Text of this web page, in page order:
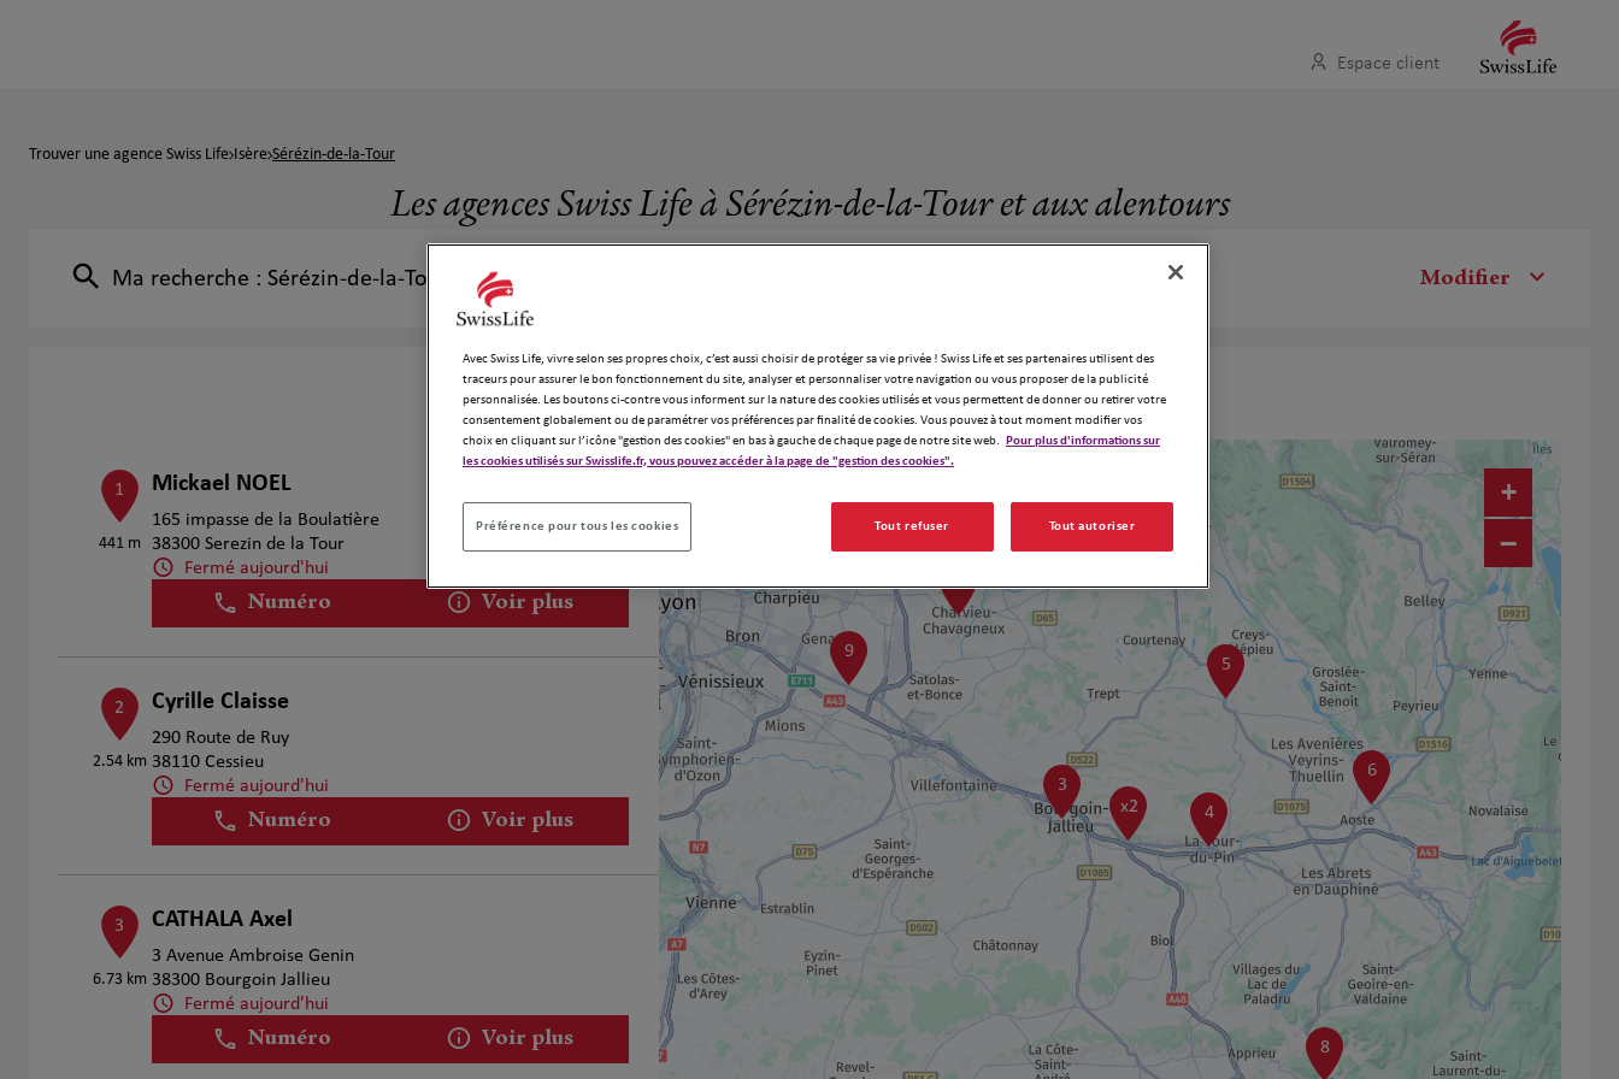
Espace client
Trouver une agence Swiss Life Isère Sérézin-de-la-Tour
Les agences Swiss Life à Sérézin-de-la-Tour et aux alentours
Ma recherche : Sérézin-de-la-Tour Modifier
9 agences Swiss Life à Sérézin-de-la-Tour
1
441 m
Mickael NOEL
165 impasse de la Boulatière
38300 Serezin de la Tour
Fermé aujourd'hui
Numéro Voir plus
2
2.54 km
Cyrille Claisse
290 Route de Ruy
38110 Cessieu
Fermé aujourd'hui
Numéro Voir plus
3
6.73 km
CATHALA Axel
3 Avenue Ambroise Genin
38300 Bourgoin Jallieu
Fermé aujourd'hui
Numéro Voir plus 8
6
9
5
4
3
x2
+
−
Avec Swiss Life, vivre selon ses propres choix, c’est aussi choisir de protéger sa vie privée ! Swiss Life et ses partenaires utilisent des
traceurs pour assurer le bon fonctionnement du site, analyser et personnaliser votre navigation ou vous proposer de la publicité
personnalisée. Les boutons ci-contre vous informent sur la nature des cookies utilisés et vous permettent de donner ou retirer votre
consentement globalement ou de paramétrer vos préférences par finalité de cookies. Vous pouvez à tout moment modifier vos
choix en cliquant sur l’icône "gestion des cookies" en bas à gauche de chaque page de notre site web. Pour plus d'informations sur
les cookies utilisés sur Swisslife.fr, vous pouvez accéder à la page de "gestion des cookies".
Préférence pour tous les cookies Tout refuser Tout autoriser